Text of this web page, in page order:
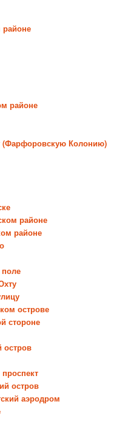
районе
районе
(Фарфоровскую Колонию)
районе
районе
острове
стороне
остров
остров
аэродром